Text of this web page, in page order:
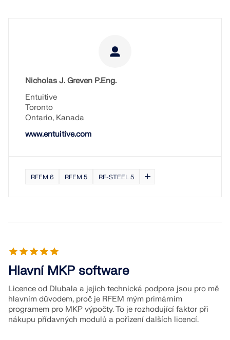
Nicholas J. Greven P.Eng.
Entuitive
Toronto
Ontario, Kanada
www.entuitive.com
RFEM 6 RFEM 5 RF-STEEL 5
Hlavní MKP software
Licence od Dlubala a jejich technická podpora jsou pro mě
hlavním důvodem, proč je RFEM mým primárním
programem pro MKP výpočty. To je rozhodující faktor při
nákupu přídavných modulů a pořízení dalších licencí.